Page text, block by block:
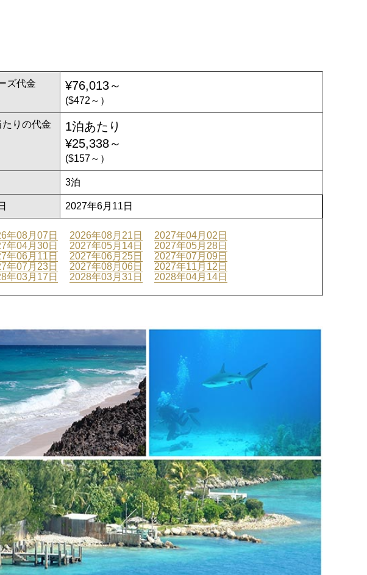
ズ代金 ¥76,013～
($472～）
たりの代金
1泊あたり
¥25,338～
($157～）
3泊
2027年6月11日
年08月07日 2026年08月21日
2027年04月02日
年04月30日
2027年05月14日
2027年05月28日
年06月11日
2027年06月25日
2027年07月09日
年07月23日
2027年08月06日
2027年11月12日
年03月17日
2028年03月31日 2028年04月14日